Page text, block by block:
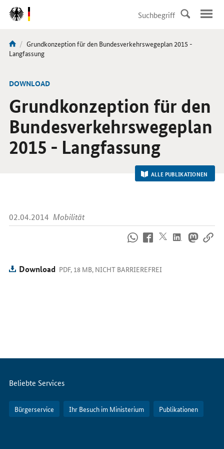
DirektZu:
Navigation
Sie
sind
Aktuelle
Seite:
Grundkonzeption für den Bundesverkehrswegeplan 2015 -
Langfassung
DOWNLOAD
Grundkonzeption für den
Bundesverkehrswegeplan
2015 - Langfassung
ALLE PUBLIKATIONEN
02.04.2014 Mobilität
uns
im
Download PDF, 18 MB, NICHT BARRIEREFREI
Servicemenü
Beliebte Services
Bürgerservice Ihr Besuch im Ministerium Publikationen